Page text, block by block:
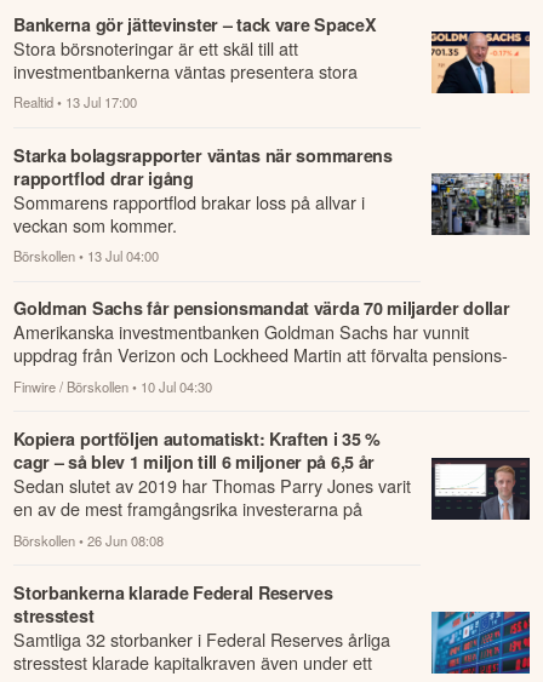
Bankerna gör jättevinster – tack vare SpaceX
Stora börsnoteringar är ett skäl till att
investmentbankerna väntas presentera stora
vinster.
Realtid • 13 Jul 17:00
Starka bolagsrapporter väntas när sommarens
rapportflod drar igång
Sommarens rapportflod brakar loss på allvar i
veckan som kommer.
Börskollen • 13 Jul 04:00
Goldman Sachs får pensionsmandat värda 70 miljarder dollar
Amerikanska investmentbanken Goldman Sachs har vunnit
uppdrag från Verizon och Lockheed Martin att förvalta pensions-
och tjänstepensionstil...
Finwire / Börskollen • 10 Jul 04:30
Kopiera portföljen automatiskt: Kraften i 35 %
cagr – så blev 1 miljon till 6 miljoner på 6,5 år
Sedan slutet av 2019 har Thomas Parry Jones varit
en av de mest framgångsrika investerarna på
eToro.
Börskollen • 26 Jun 08:08
Storbankerna klarade Federal Reserves
stresstest
Samtliga 32 storbanker i Federal Reserves årliga
stresstest klarade kapitalkraven även under ett